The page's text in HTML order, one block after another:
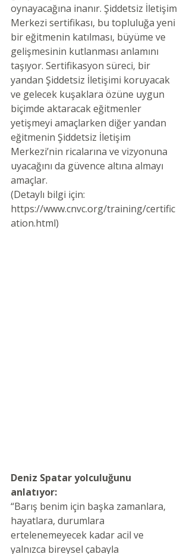
oynayacağına inanır. Şiddetsiz İletişim
Merkezi sertifikası, bu topluluğa yeni
bir eğitmenin katılması, büyüme ve
gelişmesinin kutlanması anlamını
taşıyor. Sertifikasyon süreci, bir
yandan Şiddetsiz İletişimi koruyacak
ve gelecek kuşaklara özüne uygun
biçimde aktaracak eğitmenler
yetişmeyi amaçlarken diğer yandan
eğitmenin Şiddetsiz İletişim
Merkezi’nin ricalarına ve vizyonuna
uyacağını da güvence altına almayı
amaçlar.
(Detaylı bilgi için:
https://www.cnvc.org/training/certific
ation.html)
Deniz Spatar yolculuğunu
anlatıyor:
“Barış benim için başka zamanlara,
hayatlara, durumlara
ertelenemeyecek kadar acil ve
yalnızca bireysel çabayla